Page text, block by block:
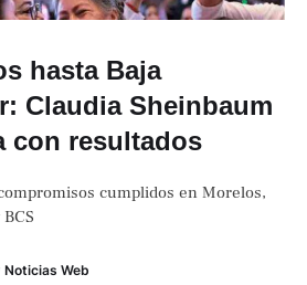
hasta Baja
Claudia Sheinbaum
con resultados
cumplidos en Morelos,
Noticias Web